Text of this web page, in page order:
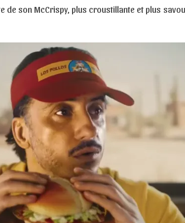
de son McCrispy, plus croustillante et plus